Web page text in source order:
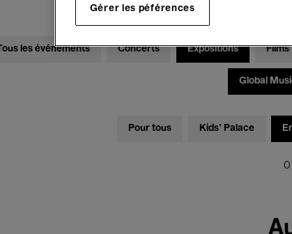
Samedi
Tous les événements Concerts Expositions Films
Global
Pour tous Kids’ Palace
0
Gérer les péférences